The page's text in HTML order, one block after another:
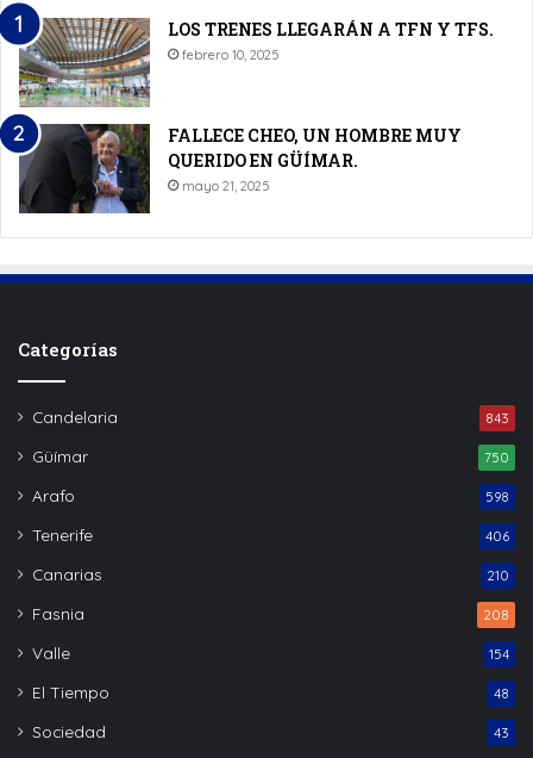
LOS TRENES LLEGARÁN A TFN Y TFS.
febrero 10, 2025
FALLECE CHEO, UN HOMBRE MUY
QUERIDO EN GÜÍMAR.
mayo 21, 2025
Categorías
Candelaria 843
Güímar 750
Arafo 598
Tenerife 406
Canarias 210
Fasnia 208
Valle 154
El Tiempo 48
Sociedad 43